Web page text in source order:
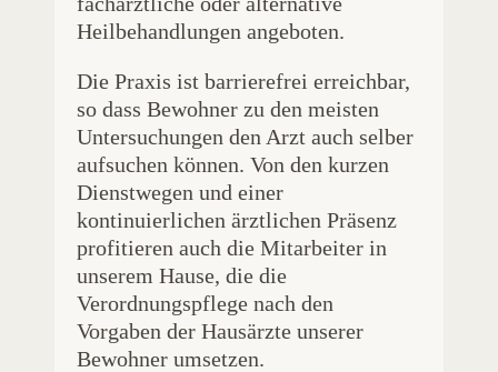
Heilbehandlungen angeboten.
Die Praxis ist barrierefrei erreichbar,
so dass Bewohner zu den meisten
Untersuchungen den Arzt auch selber
aufsuchen können. Von den kurzen
Dienstwegen und einer
kontinuierlichen ärztlichen Präsenz
profitieren auch die Mitarbeiter in
unserem Hause, die die
Verordnungspflege nach den
Vorgaben der Hausärzte unserer
Bewohner umsetzen.